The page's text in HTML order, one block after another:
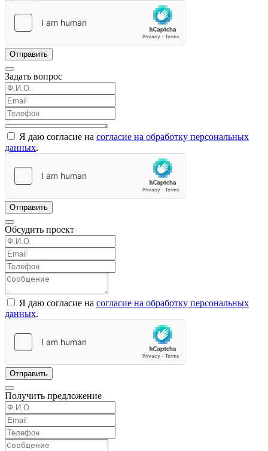
Отправить
Задать вопрос
Я даю согласие на согласие на обработку персональных
данных.
Отправить
Обсудить проект
Я даю согласие на согласие на обработку персональных
данных.
Отправить
Получить предложение